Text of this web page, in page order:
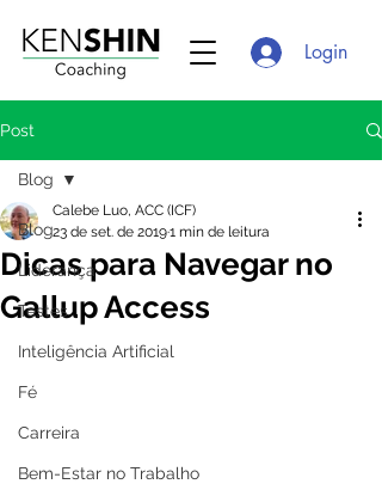
Login
Post
Blog
Liderança
Testes
Inteligência Artificial
Fé
Carreira
Bem-Estar no Trabalho
Blog
Dicas para Navegar no
Gallup Access
Calebe Luo, ACC (ICF)
23 de set. de 20191 min de leitura